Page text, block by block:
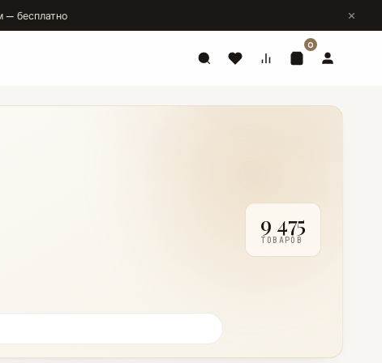
— бесплатно
0
9 475
ТОВАРОВ